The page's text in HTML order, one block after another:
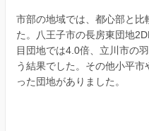
市部の地域では、都心部と比
た。八王子市の長房東団地
目団地では4.0倍、立川市の
う結果でした。その他小平
った団地がありました。